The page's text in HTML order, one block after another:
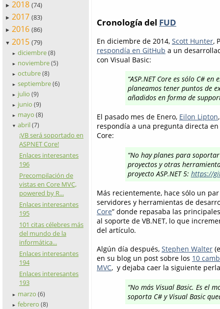
► 2018 (74)
► 2017 (83)
► 2016 (86)
▼ 2015 (79)
► diciembre (8)
► noviembre (5)
► octubre (8)
► septiembre (6)
► julio (9)
► junio (9)
► mayo (8)
▼ abril (7)
¡VB será soportado en
ASPNET Core!
Enlaces interesantes
196
Precompilación de
vistas en Core MVC,
powered by R...
Enlaces interesantes
195
101 citas célebres más
del mundo de la
informática...
Enlaces interesantes
194
Enlaces interesantes
193
► marzo (6)
► febrero (8)
Cronología del FUD
En diciembre de 2014, Scott Hunter,
respondía en GitHub a un
con Visual Basic:
“ASP.NET Core es sólo C#
planeamos tener puntos de
añadidos en forma de
El pasado mes de Enero, Eilon Lipton
respondía a una pregunta directa en
Core:
“No hay planes para
proyectos y otras
proyecto ASP.NET 5: https://
Más recientemente, hace sólo un
servidores y herramientas de
Core” donde repasaba las
al soporte de VB.NET, lo que
del artículo.
Algún día después, Stephen Walter
en su blog un post sobre los 10
MVC, y dejaba caer la siguiente
“No más Visual Basic. Es el
soporta C# y Visual Basic